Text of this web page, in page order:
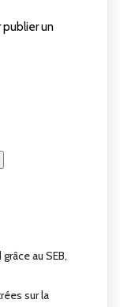
un
au SEB,
sur la